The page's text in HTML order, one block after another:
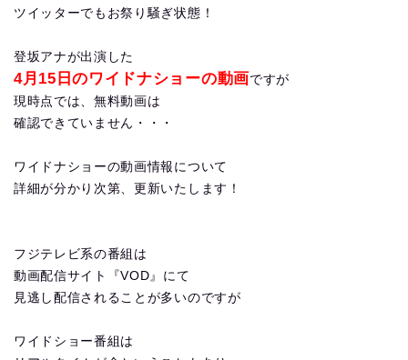
ツイッターでもお祭り騒ぎ状態！
登坂アナが出演した
4月15日のワイドナショーの動画ですが
現時点では、無料動画は
確認できていません・・・
ワイドナショーの動画情報について
詳細が分かり次第、更新いたします！
フジテレビ系の番組は
動画配信サイト『VOD』にて
見逃し配信されることが多いのですが
ワイドショー番組は